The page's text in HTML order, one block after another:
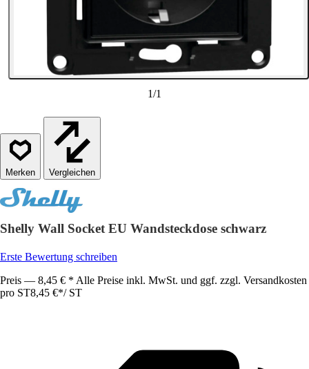
1/1
Vergleichen
Shelly Wall Socket EU Wandsteckdose schwarz
Erste Bewertung schreiben
Preis — 8,45 € * Alle Preise inkl. MwSt. und ggf. zzgl. Versandkosten
pro ST8,45 €*/ ST